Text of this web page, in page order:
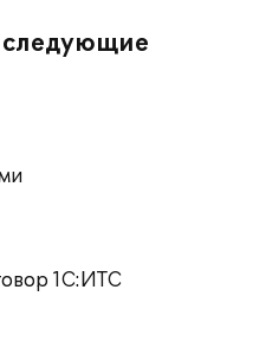
1С:ИТС